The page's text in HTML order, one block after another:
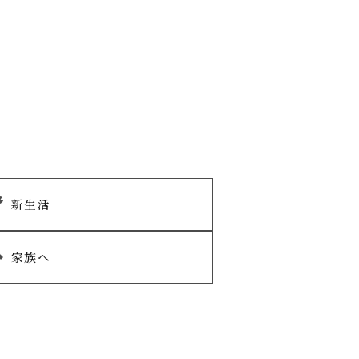
新生活
家族へ